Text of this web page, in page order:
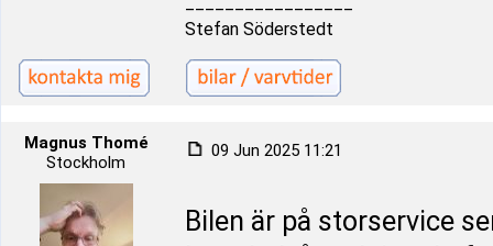
Stefan Söderstedt
Magnus Thomé
Stockholm
09 Jun 2025 11:21
Bilen är på storservice